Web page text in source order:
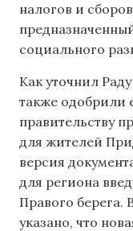
налогов и
социального
Как уточнил
также одобрили
правительству
для жителей
версия
для региона
Правого берега.
указано, что